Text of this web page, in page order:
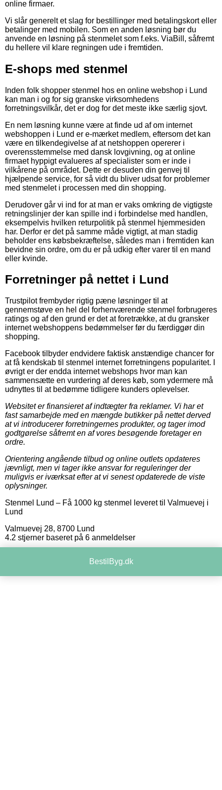
online firmaer.
Vi slår generelt et slag for bestillinger med betalingskort eller
betalinger med mobilen. Som en anden løsning bør du
anvende en løsning på stenmelet som f.eks. ViaBill, såfremt
du hellere vil klare regningen ude i fremtiden.
E-shops med stenmel
Inden folk shopper stenmel hos en online webshop i Lund
kan man i og for sig granske virksomhedens
forretningsvilkår, det er dog for det meste ikke særlig sjovt.
En nem løsning kunne være at finde ud af om internet
webshoppen i Lund er e-mærket medlem, eftersom det kan
være en tilkendegivelse af at netshoppen opererer i
overensstemmelse med dansk lovgivning, og at online
firmaet hyppigt evalueres af specialister som er inde i
vilkårene på området. Dette er desuden din genvej til
hjælpende service, for så vidt du bliver udsat for problemer
med stenmelet i processen med din shopping.
Derudover går vi ind for at man er vaks omkring de vigtigste
retningslinjer der kan spille ind i forbindelse med handlen,
eksempelvis hvilken returpolitik på stenmel hjemmesiden
har. Derfor er det på samme måde vigtigt, at man stadig
beholder ens købsbekræftelse, således man i fremtiden kan
bevidne sin ordre, om du er på udkig efter varer til en mand
eller kvinde.
Forretninger på nettet i Lund
Trustpilot frembyder rigtig pæne løsninger til at
gennemstøve en hel del forhenværende stenmel forbrugeres
ratings og af den grund er det at foretrække, at du gransker
internet webshoppens bedømmelser før du færdiggør din
shopping.
Facebook tilbyder endvidere faktisk anstændige chancer for
at få kendskab til stenmel internet forretningens popularitet. I
øvrigt er der endda internet webshops hvor man kan
sammensætte en vurdering af deres køb, som ydermere må
udnyttes til at bedømme tidligere kunders oplevelser.
Websitet er finansieret af indtægter fra reklamer. Vi har et
fast samarbejde med en mængde butikker på nettet derved
at vi introducerer forretningernes produkter, og tager imod
godtgørelse såfremt en af vores besøgende foretager en
ordre.
Orientering angående tilbud og online outlets opdateres
jævnligt, men vi tager ikke ansvar for reguleringer der
muligvis er iværksat efter at vi senest opdaterede de viste
oplysninger.
Stenmel Lund – Få 1000 kg stenmel leveret til Valmuevej i
Lund
Valmuevej 28, 8700 Lund
4.2 stjerner baseret på 6 anmeldelser
BestilByg.dk